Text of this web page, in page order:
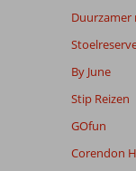
Duurzamer
By June
Stip Reizen
GOfun
Corendon